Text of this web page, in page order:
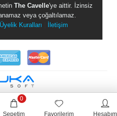
The Cavelle'ye aittir. İzinsiz
veya çoğaltılamaz.
Üyelik Kuralları İletişim
Sepetim
0
Favorilerim Hesabım